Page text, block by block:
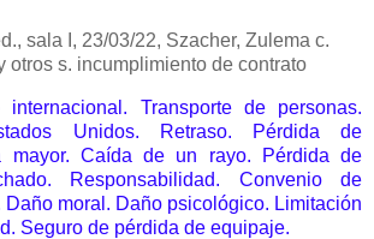
sala I , 23/03/22, Szacher, Zulema c.
otros s. incumplimiento de contrato
internacional. Transporte de personas.
Unidos. Retraso. Pérdida de
mayor. Caída de un rayo.
Pérdida de
Responsabilidad. Convenio de
Daño moral. Daño psicológico. Limitación
Seguro de pérdida de equipaje.